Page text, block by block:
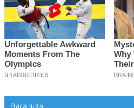
Baca Juga